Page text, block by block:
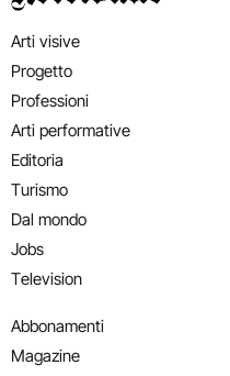
Arti visive
Progetto
Professioni
Arti performative
Editoria
Turismo
Dal mondo
Jobs
Television
Abbonamenti
Magazine